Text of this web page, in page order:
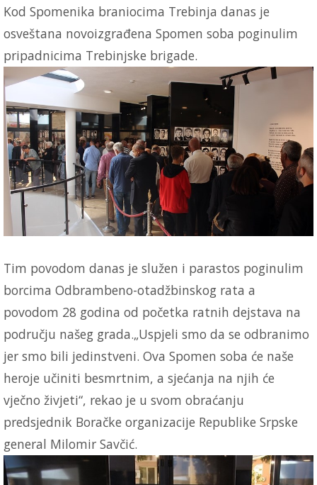
Kod Spomenika braniocima Trebinja danas je
osveštana novoizgrađena Spomen soba poginulim
pripadnicima Trebinjske brigade.
Tim povodom danas je služen i parastos poginulim
borcima Odbrambeno-otadžbinskog rata a
povodom 28 godina od početka ratnih dejstava na
području našeg grada.„Uspjeli smo da se odbranimo
jer smo bili jedinstveni. Ova Spomen soba će naše
heroje učiniti besmrtnim, a sjećanja na njih će
vječno živjeti“, rekao je u svom obraćanju
predsjednik Boračke organizacije Republike Srpske
general Milomir Savčić.